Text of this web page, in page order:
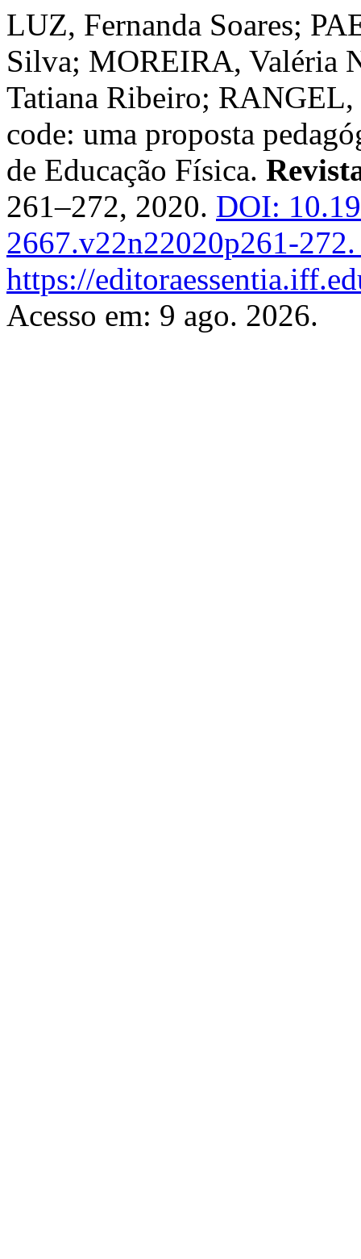
LUZ, Fernanda Soares;
Silva; MOREIRA, Valéria
Tatiana Ribeiro;
code: uma proposta
de Educação Física.
261–272, 2020. DOI:
2667.v22n22020p261-272.
https://
Acesso em: 9 ago. 2026.